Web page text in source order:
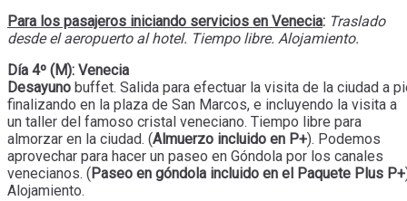
Para los pasajeros iniciando servicios en Venecia: Traslado
desde el aeropuerto al hotel. Tiempo libre. Alojamiento.
Día 4º (M): Venecia
Desayuno buffet. Salida para efectuar la visita de la ciudad a
finalizando en la plaza de San Marcos, e incluyendo la visita a
un taller del famoso cristal veneciano. Tiempo libre para
almorzar en la ciudad. (Almuerzo incluido en P+). Podemos
aprovechar para hacer un paseo en Góndola por los canales
venecianos. ( Paseo en góndola incluido en el Paquete Plus P+
Alojamiento.